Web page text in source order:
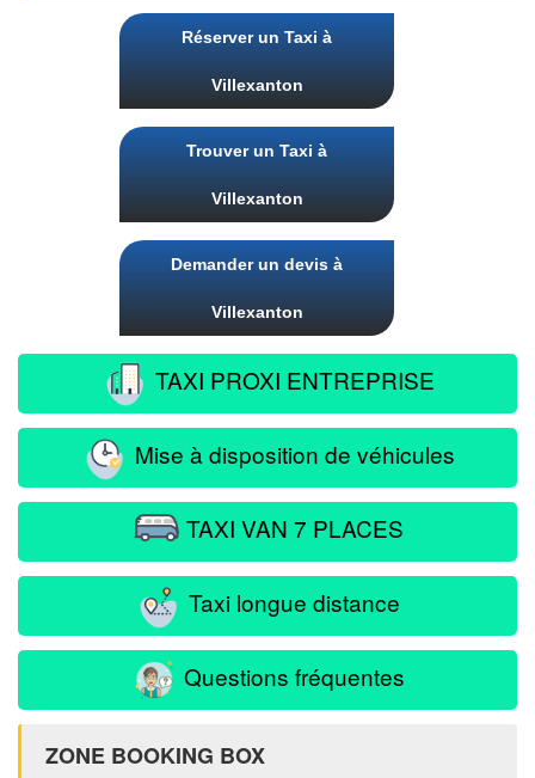
Réserver un Taxi à
Villexanton
Trouver un Taxi à
Villexanton
Demander un devis à
Villexanton
TAXI PROXI ENTREPRISE
Mise à disposition de véhicules
TAXI VAN 7 PLACES
Taxi longue distance
Questions fréquentes
ZONE BOOKING BOX